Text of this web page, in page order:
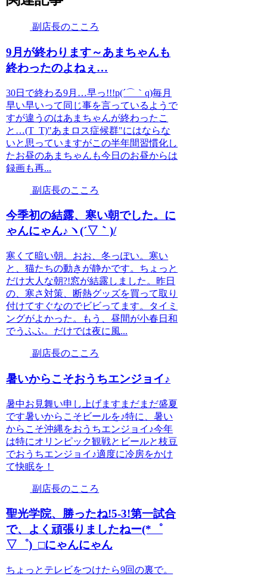
副店長のこころ
9月が終わります～あまちゃんも
終わったのよねぇ…
30日で終わる9月…早っ!!!p(´⌒｀q)毎月
早い早いって同じ事を言っているようで
すが違うのはあまちゃんが終わったこ
と…(T_T)"あまロス症候群"にはならな
いと思っていますがこの半年間習慣化し
たお昼のあまちゃんも今日のお昼からは
録画も再...
副店長のこころ
今季初の結露、寒い朝でした。に
ゃんにゃん♪ヽ(´▽｀)/
寒くて暗い朝。おお、冬っぽい。寒い
と、猫たちの動きが静かです。ちょっと
だけ大人な朝?!窓が結露しました。昨日
の、寒さ対策、断熱グッズを買って取り
付けてすぐなのでビビってます。タイミ
ングがよかった。もう、昼間が小春日和
でうふふ。だけでは夜に風...
副店長のこころ
暑いからこそおうちエンジョイ♪
暑中お見舞い申し上げますまだまだ盛夏
です暑いからこそビールを♪特に、暑い
からこそ沖縄をおうちエンジョイ♪今年
は特にオリンピック観戦とビールと枝豆
でおうちエンジョイ♪適度に冷房をかけ
て快眠を！
副店長のこころ
聖光学院、勝ったね!5-3!第一試合
で、よく頑張りましたねー(*゜
▽゜)_□にゃんにゃん
ちょっとテレビをつけたら9回の裏で。